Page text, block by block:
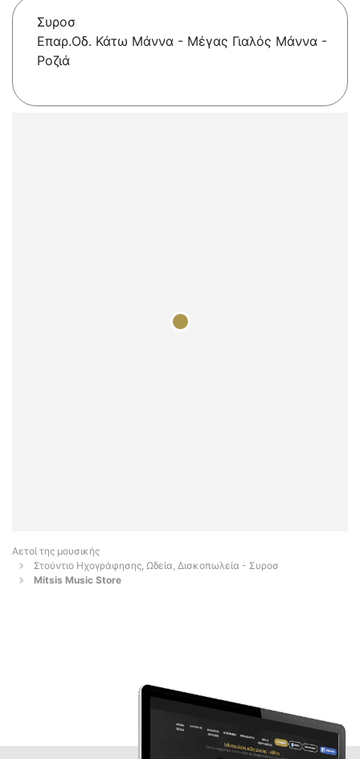
Συροσ
Επαρ.Οδ. Κάτω Μάννα - Μέγας Γιαλός Μάννα -
Ροζιά
Αετοί της μουσικής
Στούντιο Ηχογράφησης, Ωδεία, Δισκοπωλεία - Συροσ
Mitsis Music Store